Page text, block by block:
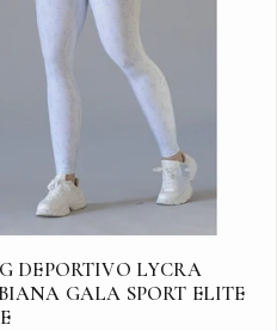
DEPORTIVO LYCRA
GALA SPORT ELITE